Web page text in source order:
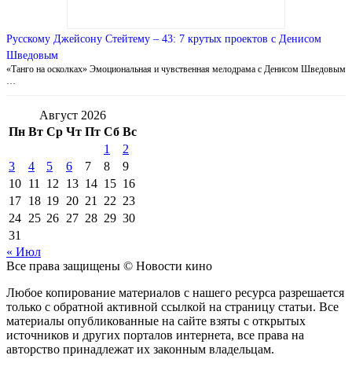
Русскому Джейсону Стейтему – 43: 7 крутых проектов с Денисом
Шведовым
«Танго на осколках» Эмоциональная и чувственная мелодрама с Денисом Шведовым
Август 2026
Пн Вт Ср Чт Пт Сб Вс
1
2
3
4 5 6 7 8
9
10 11 12 13 14 15 16
17 18 19 20 21 22 23
24 25 26 27 28 29 30
31
« Июл
Все права защищены © Новости кино
Любое копирование материалов с нашего ресурса разрешается
только с обратной активной ссылкой на страницу статьи. Все
материалы опубликованные на сайте взяты с открытых
источников и других порталов интернета, все права на
авторство принадлежат их законным владельцам.